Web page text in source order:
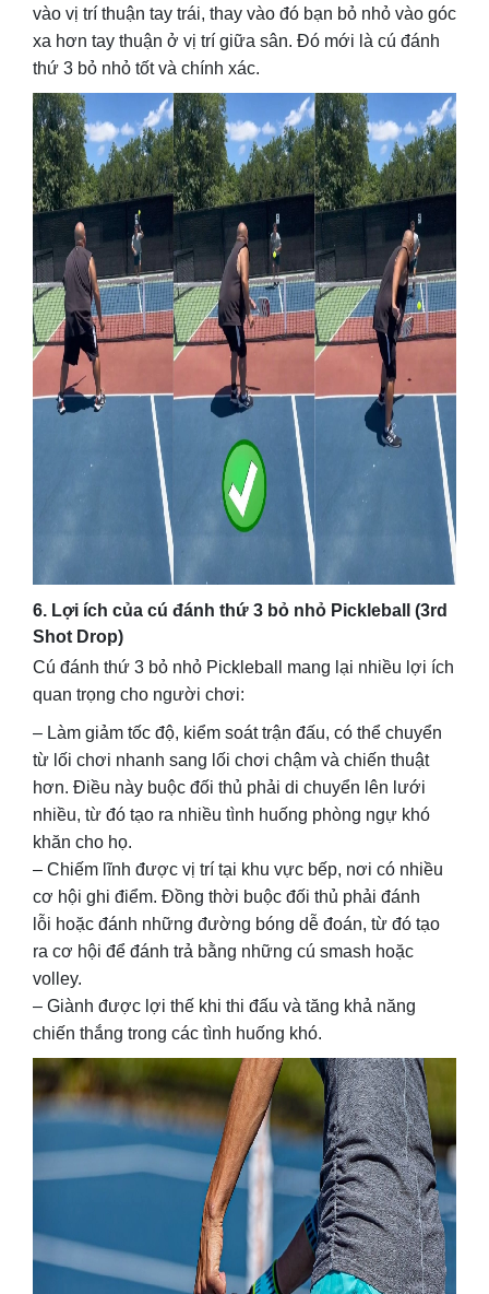
vào vị trí thuận tay trái, thay vào đó bạn bỏ nhỏ vào góc
xa hơn tay thuận ở vị trí giữa sân. Đó mới là cú đánh
thứ 3 bỏ nhỏ tốt và chính xác.
6. Lợi ích của cú đánh thứ 3 bỏ nhỏ Pickleball (3rd
Shot Drop)
Cú đánh thứ 3 bỏ nhỏ Pickleball mang lại nhiều lợi ích
quan trọng cho người chơi:
– Làm giảm tốc độ, kiểm soát trận đấu, có thể chuyển
từ lối chơi nhanh sang lối chơi chậm và chiến thuật
hơn. Điều này buộc đối thủ phải di chuyển lên lưới
nhiều, từ đó tạo ra nhiều tình huống phòng ngự khó
khăn cho họ.
– Chiếm lĩnh được vị trí tại khu vực bếp, nơi có nhiều
cơ hội ghi điểm. Đồng thời buộc đối thủ phải đánh
lỗi hoặc đánh những đường bóng dễ đoán, từ đó tạo
ra cơ hội để đánh trả bằng những cú smash hoặc
volley.
– Giành được lợi thế khi thi đấu và tăng khả năng
chiến thắng trong các tình huống khó.